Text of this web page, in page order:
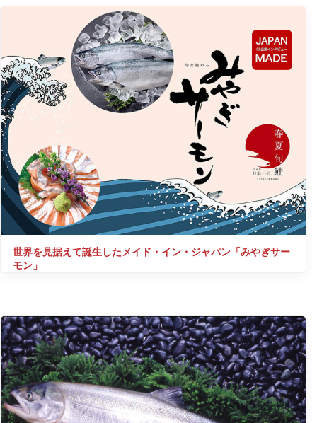
世界を見据えて誕生したメイド・イン・ジャパン「みやぎサー
モン」